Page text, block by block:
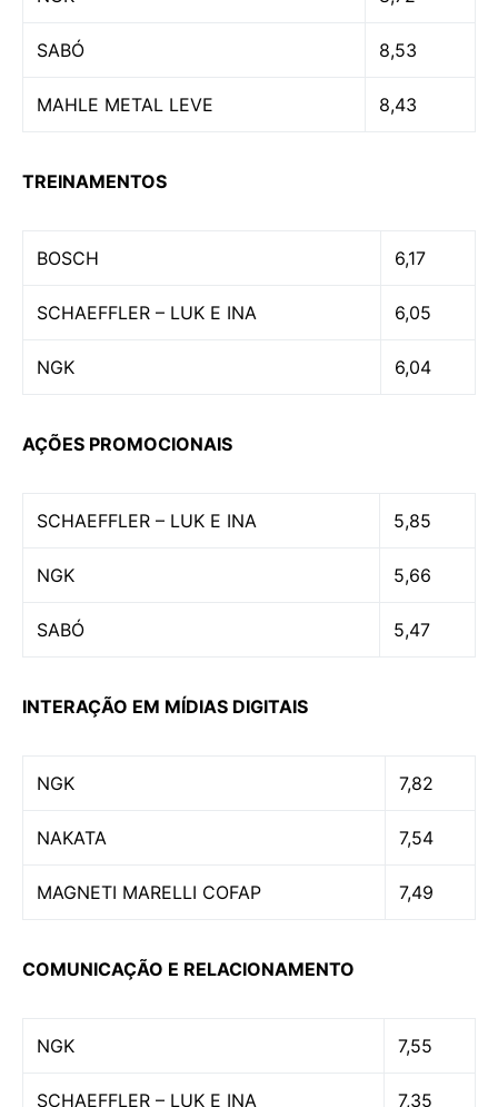
SABÓ 8,53
MAHLE METAL LEVE 8,43
TREINAMENTOS
BOSCH 6,17
SCHAEFFLER – LUK E INA 6,05
NGK 6,04
AÇÕES PROMOCIONAIS
SCHAEFFLER – LUK E INA 5,85
NGK 5,66
SABÓ 5,47
INTERAÇÃO EM MÍDIAS DIGITAIS
NGK 7,82
NAKATA 7,54
MAGNETI MARELLI COFAP 7,49
COMUNICAÇÃO E RELACIONAMENTO
NGK 7,55
SCHAEFFLER – LUK E INA 7,35